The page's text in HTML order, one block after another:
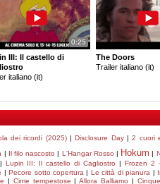
0:25
III: Il castello di
italiano (it)
The Doors
Trailer italiano (it)
dei ricordi (2025)|Disclosure Day|2 cuori
| Il filo nascosto | L'Hangar Rosso | Hokum |
| Lupin III: Il castello di Cagliostro |Frozen 2
|Pecore sotto copertura | Le città di pianura |
| Cime tempestose |Allora Balliamo |